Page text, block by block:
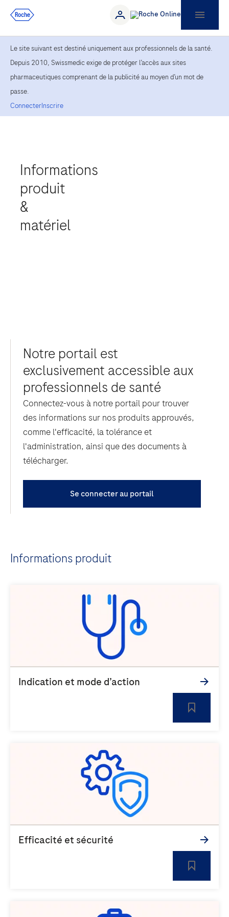
Le site suivant est destiné uniquement aux professionnels de la santé.
Depuis 2010, Swissmedic exige de protéger l’accès aux sites
pharmaceutiques comprenant de la publicité au moyen d’un mot de
passe.
ConnecterInscrire
Informations
produit
&
matériel
Notre portail est
exclusivement accessible aux
professionnels de santé
Connectez-vous à notre portail pour trouver
des informations sur nos produits approuvés,
comme l'efficacité, la tolérance et
l'administration, ainsi que des documents à
télécharger.
Se connecter au portail
Informations produit